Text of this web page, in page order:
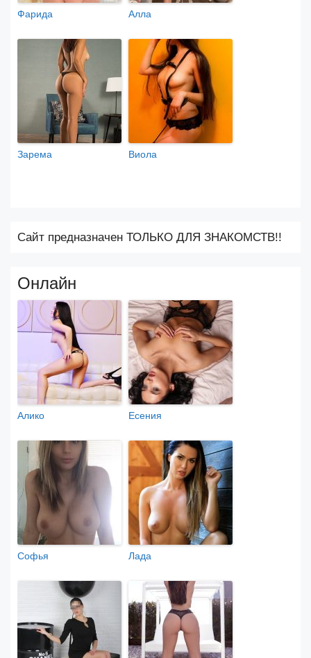
Фарида Алла
Зарема Виола
Сайт предназначен ТОЛЬКО ДЛЯ ЗНАКОМСТВ!!
Онлайн
Алико Есения
Софья Лада